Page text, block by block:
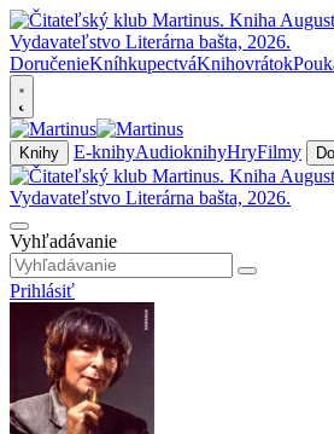
DoručenieKníhkupectváKnihovrátok
Knihy E-knihyAudioknihyHryFilmy
Vyhľadávanie
Prihlásiť